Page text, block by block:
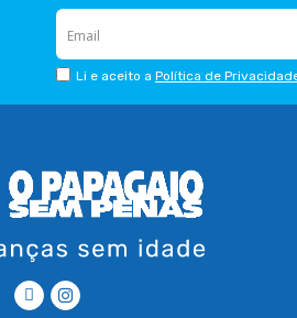
Li e aceito a Política de